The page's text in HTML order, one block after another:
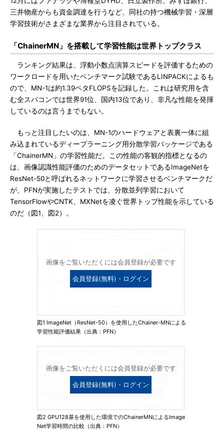
三井物産からも資金調達を行うなど、同社の持つ機械学習・深層
学習技術がさまざまな業界から注目されている。
「ChainerMN」を搭載して学習性能は世界トップクラス
ランキング結果は、浮動小数点演算スピードを評価するための
ワークロードを用いたベンチマーク試験であるLINPACKによるも
ので、MN-1は約1.39ペタFLOPSを記録した。これは研究用を含
む全スパコンでは世界91位、国内13位であり、非凡な性能を発揮
しているのは言うまでもない。
もっと注目したいのは、MN-1のハードウェアと表裏一体に組
み込まれているディープラーニング用分散学習パッケージである
「ChainerMN」の学習性能だ。この性能の客観的指標となるの
は、画像認識性能評価のためのデータセットであるImageNetを
ResNet-50と呼ばれるネットワークに学習させるベンチマークだ
が、PFNが実施したテストでは、分散並列学習において
TensorFlowやCNTK、MXNetを凌ぐ世界トップ性能を示している
のだ（図1、図2）。
画像をご覧いただくには会員登録が必要です
会員登録(無料)・ログイン
図1 ImageNet（ResNet-50）を使用したChainer-MNによる
学習性能評価結果（出典：PFN）
画像をご覧いただくには会員登録が必要です
会員登録(無料)・ログイン
図2 GPU128基を使用した環境でのChainerMNによるImage
Net学習時間の比較（出典：PFN）